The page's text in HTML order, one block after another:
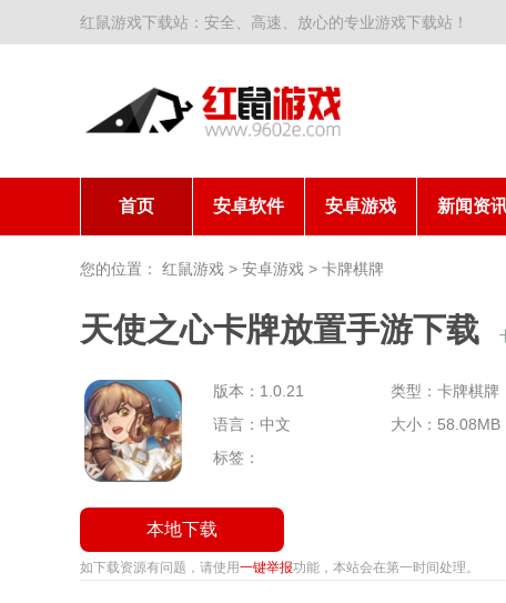
红鼠游戏下载站：安全、高速、放心的专业游戏下载站！
首页 安卓软件 安卓游戏 新闻资
您的位置： 红鼠游戏 > 安卓游戏 > 卡牌棋牌
天使之心卡牌放置手游下载
版本：1.0.21 类型：卡牌棋牌
语言：中文
大小：58.08MB
标签：
本地下载
如下载资源有问题，请使用一键举报功能，本站会在第一时间处理。